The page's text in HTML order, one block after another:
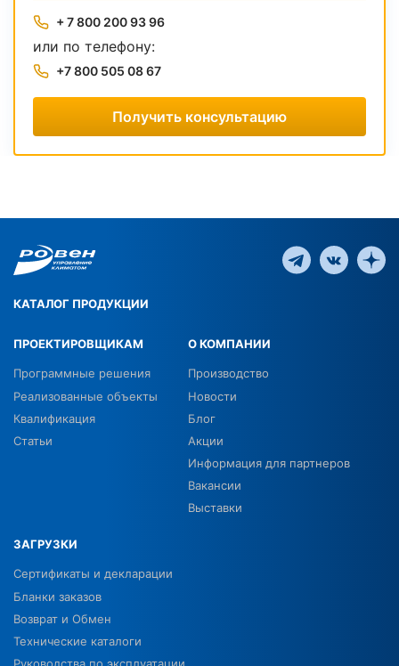
+ 7 800 200 93 96
или по телефону:
+7 800 505 08 67
Получить консультацию
КАТАЛОГ ПРОДУКЦИИ
ПРОЕКТИРОВЩИКАМ
Программные решения
Реализованные объекты
Квалификация
Статьи
О КОМПАНИИ
Производство
Новости
Блог
Акции
Информация для партнеров
Вакансии
Выставки
ЗАГРУЗКИ
Сертификаты и декларации
Бланки заказов
Возврат и Обмен
Технические каталоги